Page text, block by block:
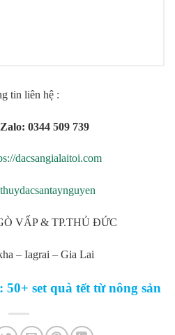
tin liên hệ :
0344 509 739
dacsangialaitoi.com
VẤP & TP.THỦ ĐỨC
– Iagrai – Gia Lai
50+ set quà tết từ nông sản